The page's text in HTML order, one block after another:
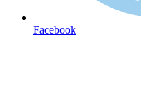
Facebook